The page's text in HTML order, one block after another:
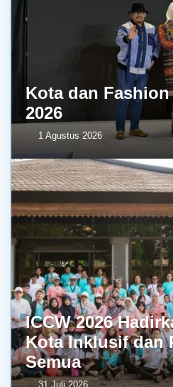
Kota dan
2026
1 Agustus 2026
ICCW 2026
Kota Inklusif dan
Semua
31 Juli 2026